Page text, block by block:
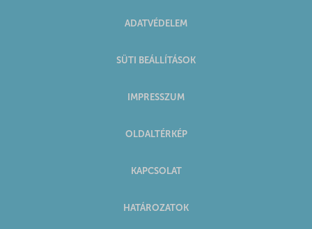
ADATVÉDELEM
SÜTI BEÁLLÍTÁSOK
IMPRESSZUM
OLDALTÉRKÉP
KAPCSOLAT
HATÁROZATOK